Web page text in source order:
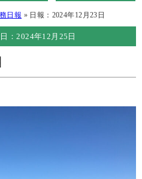
日報 »日報：2024年12月23日
：2024年12月25日